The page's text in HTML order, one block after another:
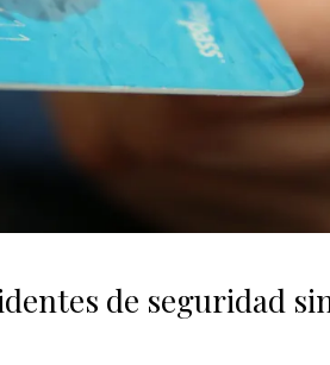
de seguridad